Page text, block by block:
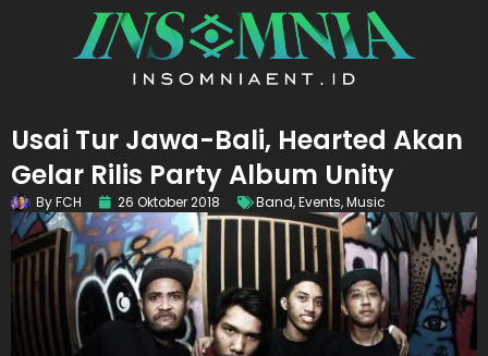
Usai Tur Jawa-Bali, Hearted Akan
Gelar Rilis Party Album Unity
ByFCH 26 Oktober 2018 Band,Events,Music